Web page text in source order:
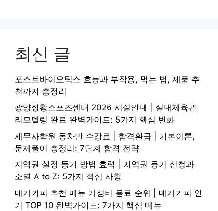
최신 글
포스트바이오틱스 효능과 부작용, 먹는 법, 제품 추
천까지 총정리
광양성황스포츠센터 2026 시설안내 | 실내체육관
리모델링 완료 완벽가이드: 5가지 핵심 변화
세무사학원 동차반 수강료 | 합격환급 | 기본이론,
문제풀이 총정리: 7단계 합격 전략
지역권 설정 등기 방법 효력 | 지역권 등기 신청과
소멸 A to Z: 5가지 핵심 사항
메가커피 추천 메뉴 가성비 음료 순위 | 메가커피 인
기 TOP 10 완벽가이드: 7가지 핵심 메뉴